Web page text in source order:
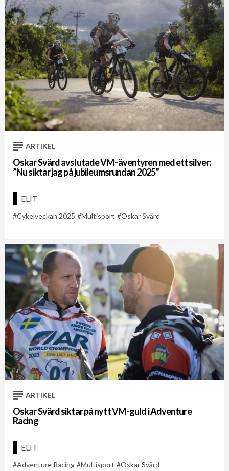
ARTIKEL
Oskar Svärd avslutade VM-äventyren med ett silver:
”Nu siktar jag på jubileumsrundan 2025”
ELIT
Cykelveckan 2025 Multisport Oskar Svärd
ARTIKEL
Oskar Svärd siktar på nytt VM-guld i Adventure
Racing
ELIT
Adventure Racing Multisport Oskar Svärd